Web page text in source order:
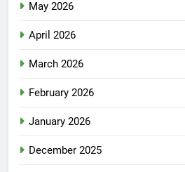
May 2026
April 2026
March 2026
February 2026
January 2026
December 2025